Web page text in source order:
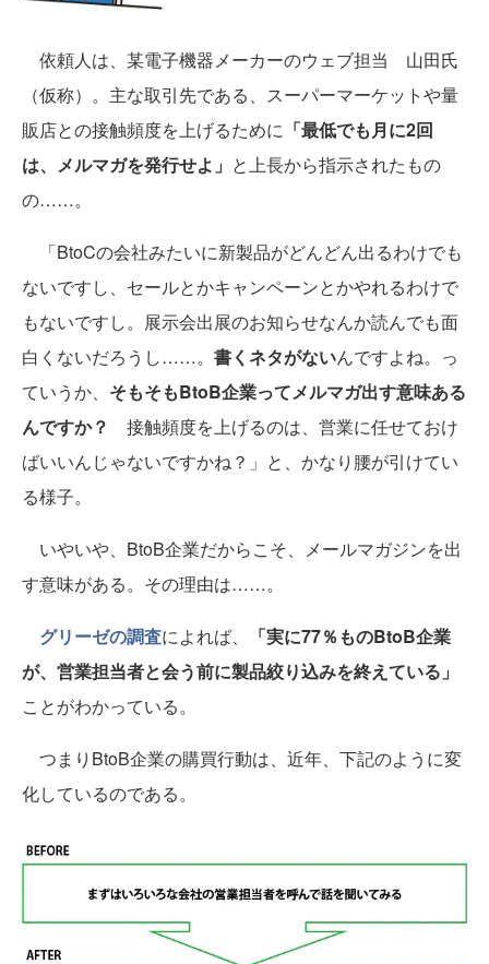
依頼人は、某電子機器メーカーのウェブ担当 山田氏
（仮称）。主な取引先である、スーパーマーケットや量
販店との接触頻度を上げるために 「最低でも月に2回
は、メルマガを発行せよ」 と上長から指示されたもの
の……。
「BtoCの会社みたいに新製品がどんどん出るわけでも
ないですし、セールとかキャンペーンとかやれるわけで
もないですし。展示会出展のお知らせなんか読んでも面
白くないだろうし……。 書くネタがないんですよね。っ
ていうか、 そもそもBtoB企業ってメルマガ出す意味ある
んですか？
接触頻度を上げるのは、営業に任せておけ
ばいいんじゃないですかね？」と、かなり腰が引けてい
る様子。
いやいや、BtoB企業だからこそ、メールマガジンを出
す意味がある。その理由は……。
グリーゼの調査によれば、
「実に77％ものBtoB企業
が、営業担当者と会う前に製品絞り込みを終えている」
ことがわかっている。
つまりBtoB企業の購買行動は、近年、下記のように変
化しているのである。